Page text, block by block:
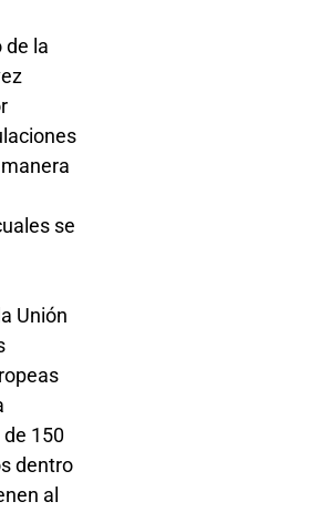
de la
se
Unión
150
dentro
al